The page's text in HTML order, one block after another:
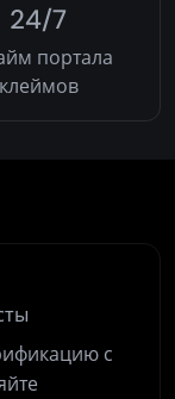
24/7
портала
клеймов
с